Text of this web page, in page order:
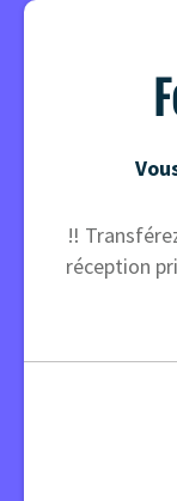
‼️
réception